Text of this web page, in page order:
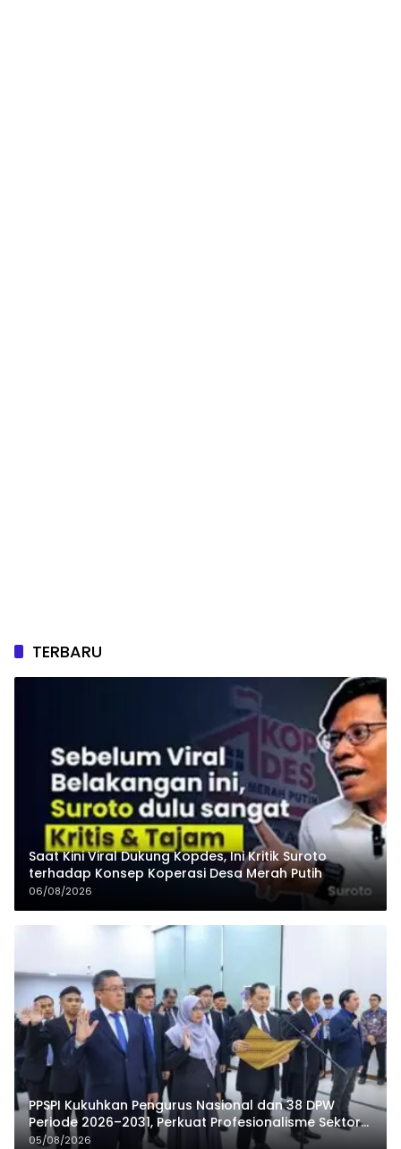
TERBARU
Saat Kini Viral Dukung Kopdes, Ini Kritik Suroto
terhadap Konsep Koperasi Desa Merah Putih
06/08/2026
PPSPI Kukuhkan Pengurus Nasional dan 38 DPW
Periode 2026–2031, Perkuat Profesionalisme Sektor
Publik
05/08/2026